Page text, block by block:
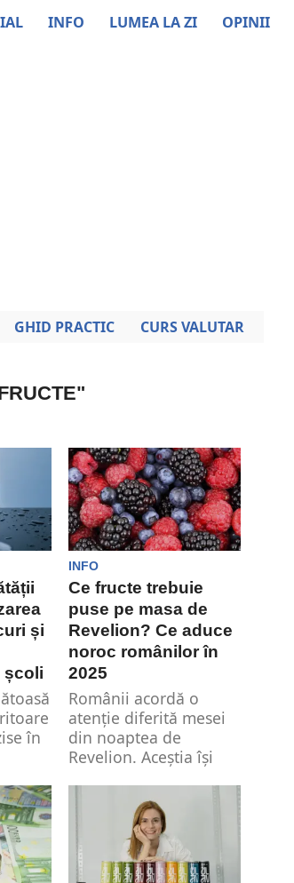
INFO LUMEA LA ZI OPINII
GHID PRACTIC CURS VALUTAR
și
școli
în
INFO
Ce fructe trebuie
puse pe masa de
Revelion? Ce aduce
noroc românilor în
2025
Românii acordă o
atenție diferită mesei
din noaptea de
Revelion. Aceștia își